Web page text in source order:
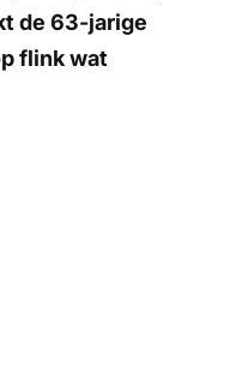
de 63-jarige
flink wat